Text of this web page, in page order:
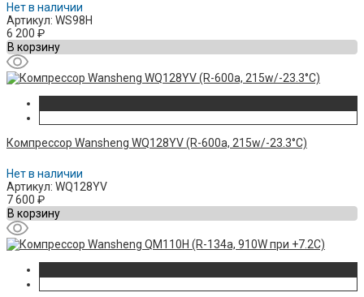
Нет в наличии
Артикул: WS98H
6 200 ₽
В корзину
Компрессор Wansheng WQ128YV (R-600a, 215w/-23.3°C)
Нет в наличии
Артикул: WQ128YV
7 600 ₽
В корзину